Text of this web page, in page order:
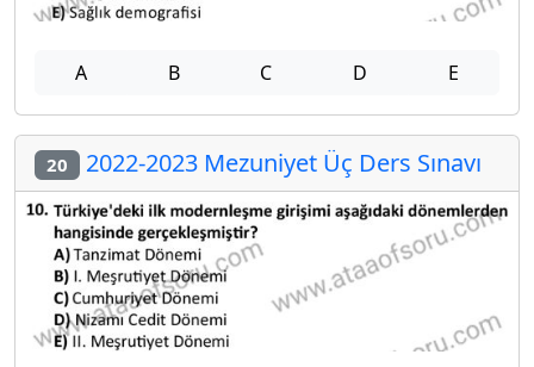
A B C D E
20 2022-2023 Mezuniyet Üç Ders Sınavı